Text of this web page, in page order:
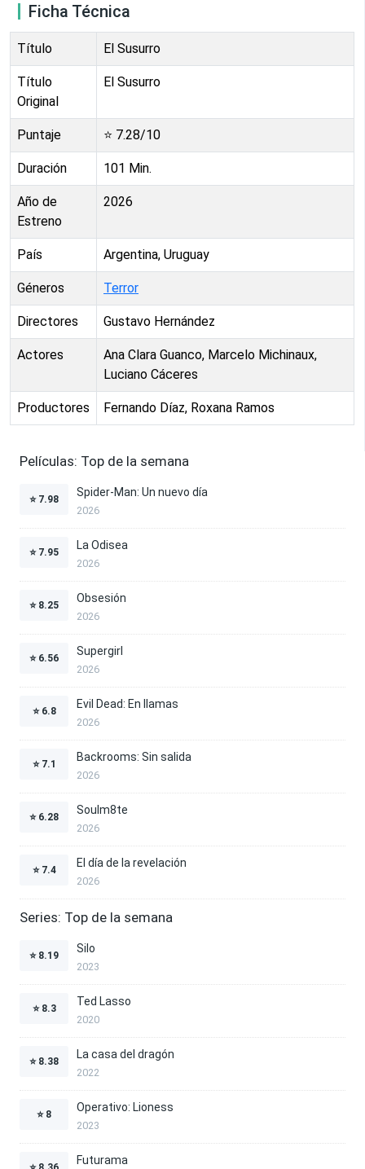
Ficha Técnica
Título El Susurro
Título
Original
El Susurro
Puntaje ⭐ 7.28/10
Duración 101 Min.
Año de
Estreno
2026
País Argentina, Uruguay
Géneros Terror
Directores Gustavo Hernández
Actores
Ana Clara Guanco, Marcelo Michinaux,
Luciano Cáceres
Productores Fernando Díaz, Roxana Ramos
Películas: Top de la semana
⭐ 7.98
Spider-Man: Un nuevo día
2026
⭐ 7.95
La Odisea
2026
⭐ 8.25
Obsesión
2026
⭐ 6.56
Supergirl
2026
⭐ 6.8
Evil Dead: En llamas
2026
⭐ 7.1
Backrooms: Sin salida
2026
⭐ 6.28
Soulm8te
2026
⭐ 7.4
El día de la revelación
2026
Series: Top de la semana
⭐ 8.19
Silo
2023
⭐ 8.3
Ted Lasso
2020
⭐ 8.38
La casa del dragón
2022
⭐ 8
Operativo: Lioness
2023
Futurama